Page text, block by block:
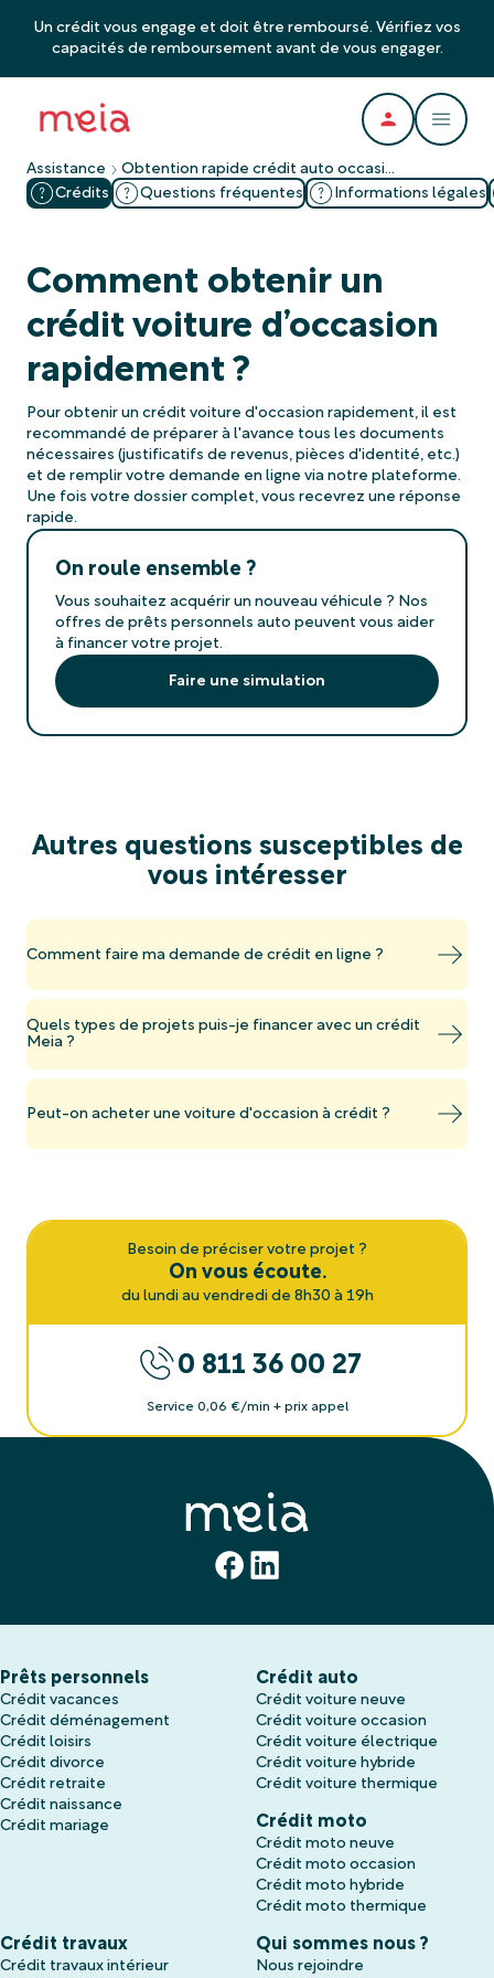
Un crédit vous engage et doit être remboursé. Vérifiez vos
capacités de remboursement avant de vous engager.
Assistance
Obtention rapide crédit auto occasion
Questions fréquentes
Informations légales
Crédits
Comment obtenir un
crédit voiture d’occasion
rapidement ?
Pour obtenir un crédit voiture d'occasion rapidement, il est
recommandé de préparer à l'avance tous les documents
nécessaires (justificatifs de revenus, pièces d'identité, etc.)
et de remplir votre demande en ligne via notre plateforme.
Une fois votre dossier complet, vous recevrez une réponse
rapide.
On roule ensemble ?
Vous souhaitez acquérir un nouveau véhicule ? Nos
offres de prêts personnels auto peuvent vous aider
à financer votre projet.
Faire une simulation
Autres questions susceptibles de
vous intéresser
Comment faire ma demande de crédit en ligne ?
Quels types de projets puis-je financer avec un crédit
Meia ?
Peut-on acheter une voiture d'occasion à crédit ?
Besoin de préciser votre projet ?
On vous écoute.
du lundi au vendredi de 8h30 à 19h
0 811 36 00 27
Service 0,06 €/min + prix appel
Prêts personnels
Crédit vacances
Crédit déménagement
Crédit loisirs
Crédit divorce
Crédit retraite
Crédit naissance
Crédit mariage
Crédit auto
Crédit voiture neuve
Crédit voiture occasion
Crédit voiture électrique
Crédit voiture hybride
Crédit voiture thermique
Crédit moto
Crédit moto neuve
Crédit moto occasion
Crédit moto hybride
Crédit moto thermique
Crédit travaux
Crédit travaux intérieur
Qui sommes nous ?
Nous rejoindre